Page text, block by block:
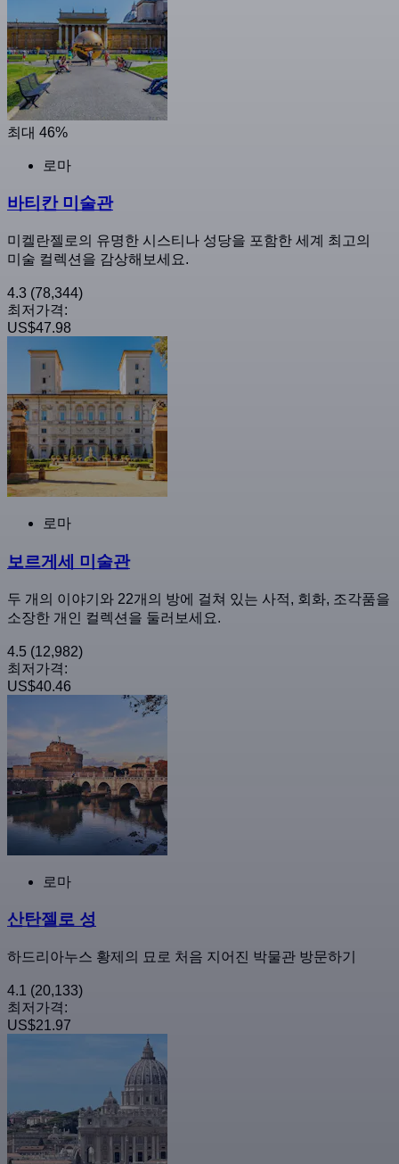
최대 46%
로마
바티칸 미술관
미켈란젤로의 유명한 시스티나 성당을 포함한 세계 최고의
미술 컬렉션을 감상해보세요.
4.3 (78,344)
최저가격:
US$47.98
로마
보르게세 미술관
두 개의 이야기와 22개의 방에 걸쳐 있는 사적, 회화, 조각품을
소장한 개인 컬렉션을 둘러보세요.
4.5 (12,982)
최저가격:
US$40.46
로마
산탄젤로 성
하드리아누스 황제의 묘로 처음 지어진 박물관 방문하기
4.1 (20,133)
최저가격:
US$21.97